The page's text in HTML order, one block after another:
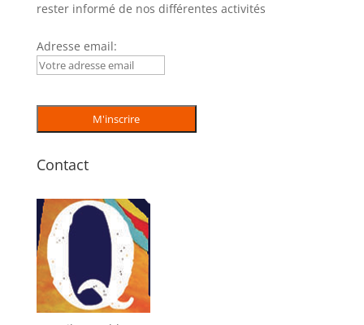
rester informé de nos différentes activités
Adresse email:
Contact